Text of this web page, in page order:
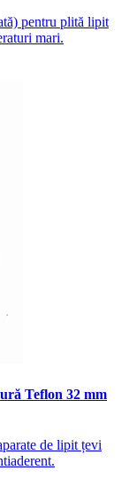
pentru plită lipit
mari.
Teflon 32 mm
de lipit țevi